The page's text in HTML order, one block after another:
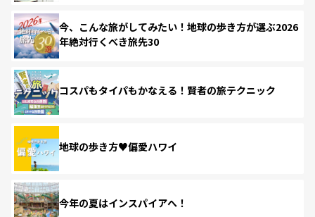
今、こんな旅がしてみたい！地球の歩き方が選ぶ2026
年絶対行くべき旅先30
コスパもタイパもかなえる！賢者の旅テクニック
地球の歩き方♥偏愛ハワイ
今年の夏はインスパイアへ！